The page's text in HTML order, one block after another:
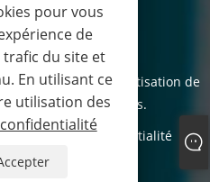
Cie., Ltd d'automatisation de
- Tous droits réservés.
politique de confidentialité
pour vous
de
trafic du site et
En utilisant ce
utilisation des